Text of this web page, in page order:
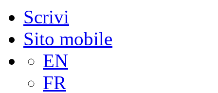
Scrivi
Sito mobile
EN
FR